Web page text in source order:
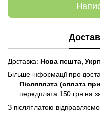
Доставка: Нова пошта,
Більше інформації про
Післяплата (оплата
передплата 150 грн на
З післяплатою